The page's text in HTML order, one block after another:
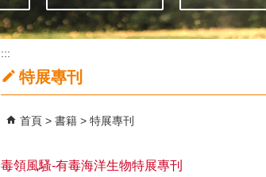
:::
特展專刊
首頁 書籍 特展專刊
毒領風騷-有毒海洋生物特展專刊